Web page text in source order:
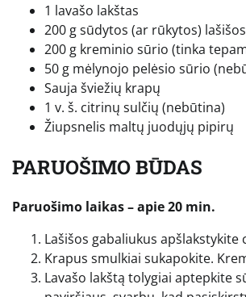
1 lavašo lakštas
200 g sūdytos (ar rūkytos)
200 g kreminio sūrio (tinka
50 g mėlynojo pelėsio sūrio
Sauja šviežių krapų
1 v. š. citrinų sulčių (nebūtina)
Žiupsnelis maltų juodųjų pipirų
PARUOŠIMO BŪDAS
Paruošimo laikas – apie 20 min.
Lašišos gabaliukus
Krapus smulkiai sukapokite.
Lavašo lakštą tolygiai aptepkite